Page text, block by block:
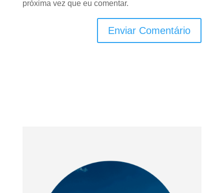
próxima vez que eu comentar.